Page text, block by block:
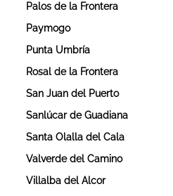
Palos de la Frontera
Paymogo
Punta Umbría
Rosal de la Frontera
San Juan del Puerto
Sanlúcar de Guadiana
Santa Olalla del Cala
Valverde del Camino
Villalba del Alcor